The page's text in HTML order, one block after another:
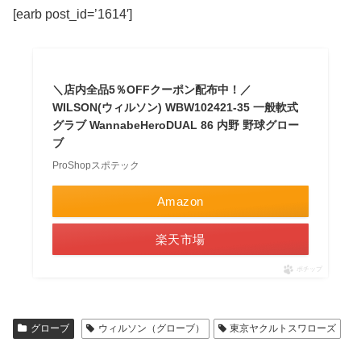
[earb post_id=’1614′]
＼店内全品5％OFFクーポン配布中！／
WILSON(ウィルソン) WBW102421-35 一般軟式
グラブ WannabeHeroDUAL 86 内野 野球グロー
ブ
ProShopスポテック
Amazon
楽天市場
ポチップ
グローブ ウィルソン（グローブ） 東京ヤクルトスワローズ